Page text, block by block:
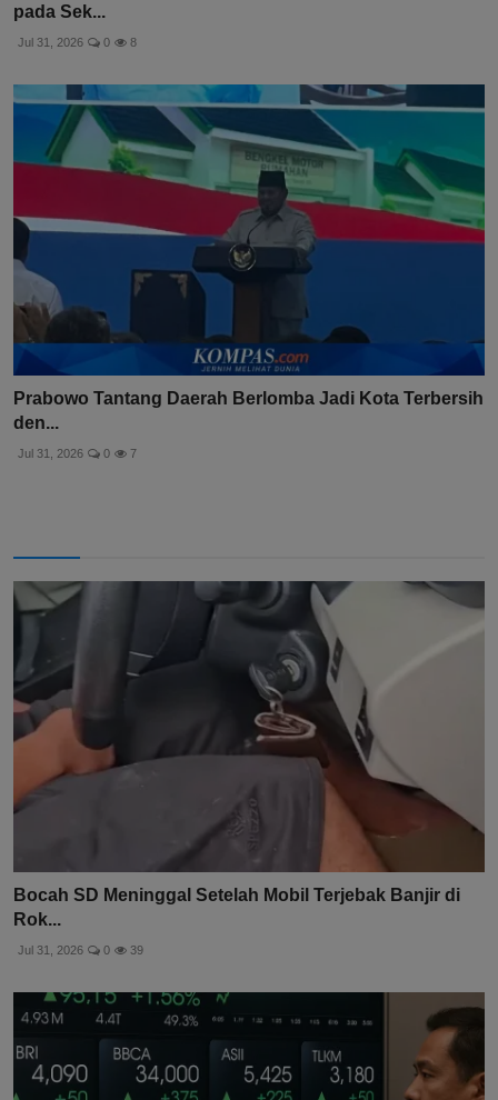
pada Sek...
Jul 31, 2026 0 8
Prabowo Tantang Daerah Berlomba Jadi Kota Terbersih
den...
Jul 31, 2026 0 7
Bocah SD Meninggal Setelah Mobil Terjebak Banjir di
Rok...
Jul 31, 2026 0 39